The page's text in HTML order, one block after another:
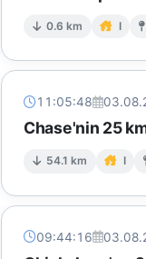
0.6 km I
11:05:48
Chase'nin 25
54.1 km I
09:44:16